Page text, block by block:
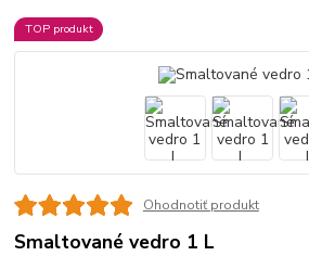
TOP produkt
Ohodnotiť produkt
Smaltované vedro 1 L